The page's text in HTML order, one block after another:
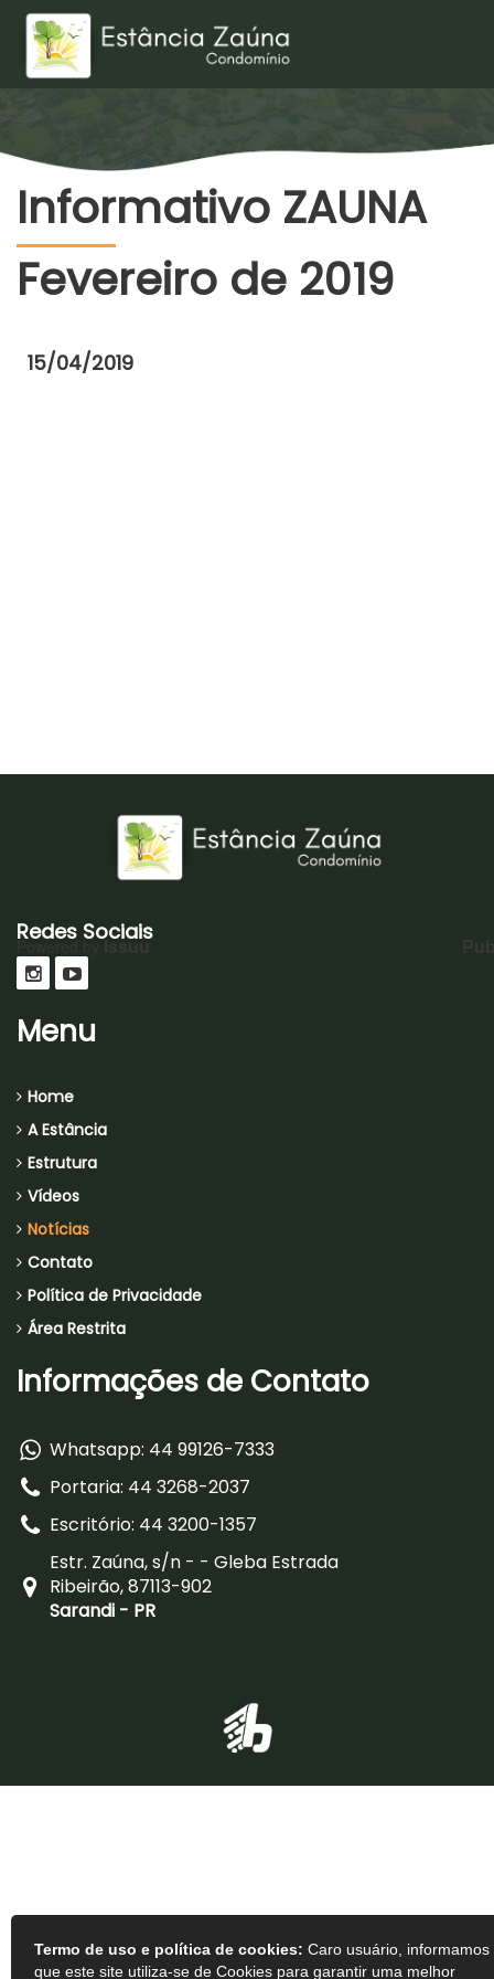
Termo de uso e política de cookies: Caro usuário, informamos
que este site utiliza-se de Cookies para garantir uma melhor
Informativo ZAUNA
Fevereiro de 2019
15/04/2019
Powered byIssuu
Redes Sociais
Menu
Home
A Estância
Estrutura
Vídeos
Notícias
Contato
Política de Privacidade
Área Restrita
Informações de Contato
Whatsapp: 44 99126-7333
Portaria: 44 3268-2037
Escritório: 44 3200-1357
Estr. Zaúna, s/n - - Gleba Estrada
Ribeirão, 87113-902
Sarandi - PR